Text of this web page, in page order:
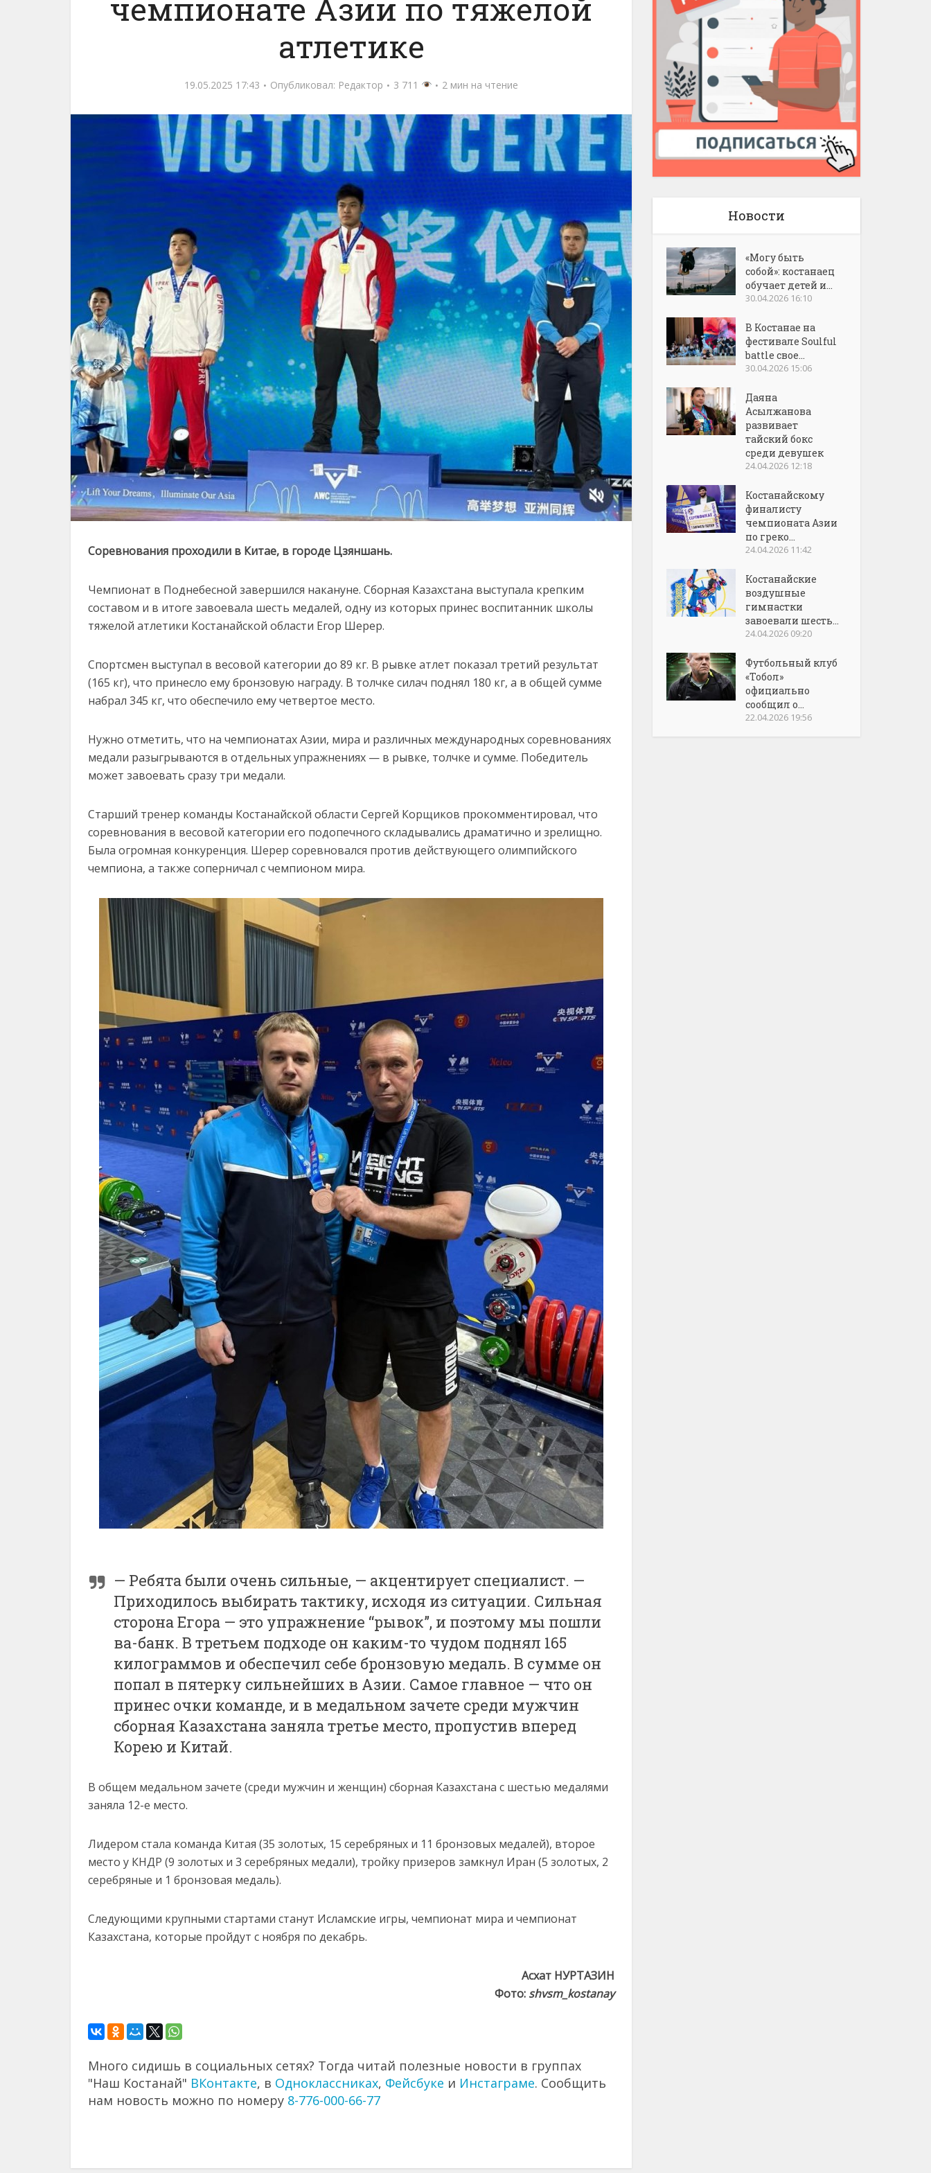
чемпионате Азии по тяжелой
атлетике
19.05.2025 17:43 Опубликовал: Редактор 3 711 2 мин на чтение
Соревнования проходили в Китае, в городе Цзяншань.
Чемпионат в Поднебесной завершился накануне. Сборная Казахстана выступала крепким
составом и в итоге завоевала шесть медалей, одну из которых принес воспитанник школы
тяжелой атлетики Костанайской области Егор Шерер.
Спортсмен выступал в весовой категории до 89 кг. В рывке атлет показал третий результат
(165 кг), что принесло емубронзовую награду. В толчке силач поднял 180 кг, а в общей сумме
набрал 345 кг, что обеспечило емучетвертое место.
Нужно отметить, что на чемпионатахАзии, мира и различных международныхсоревнованиях
медали разыгрываются в отдельныхупражнениях — в рывке, толчке и сумме. Победитель
может завоевать сразу три медали.
Старший тренер команды Костанайской области Сергей Корщиков прокомментировал, что
соревнования в весовой категории его подопечного складывались драматично и зрелищно.
Была огромная конкуренция. Шерер соревновался против действующего олимпийского
чемпиона, а также соперничал счемпионом мира.
— Ребята были очень сильные, — акцентирует специалист. —
Приходилось выбирать тактику, исходя из ситуации. Сильная
сторонаЕгора — это упражнение “рывок”, и поэтому мы пошли
ва-банк. В третьем подходе он каким-то чудом поднял 165
килограммов и обеспечил себе бронзовую медаль. В сумме он
попал в пятерку сильнейших в Азии. Самое главное — что он
принес очки команде, и в медальном зачете среди мужчин
сборная Казахстана занялатретье место, пропустив вперед
Корею и Китай.
В общем медальном зачете (среди мужчин и женщин) сборная Казахстана с шестью медалями
заняла 12-е место.
Лидером стала команда Китая (35 золотых, 15 серебряных и 11 бронзовых медалей), второе
место у КНДР (9 золотых и 3 серебряных медали), тройку призеров замкнул Иран (5 золотых, 2
серебряные и 1 бронзовая медаль).
Следующими крупными стартами станут Исламские игры, чемпионат мира и чемпионат
Казахстана, которые пройдут с ноября по декабрь.
Асхат НУРТАЗИН
Фото: shvsm_kostanay
Много сидишь в социальных сетях? Тогда читай полезные новости в группах
"Наш Костанай" ВКонтакте, в Одноклассниках, Фейсбуке и Инстаграме. Сообщить
нам новость можно по номеру 8-776-000-66-77
Новости
«Могу быть
собой»: костанаец
обучает детей и...
30.04.2026 16:10
В Костанае на
фестивале Soulful
battle свое...
30.04.2026 15:06
Даяна
Асылжанова
развивает
тайский бокс
среди девушек
24.04.2026 12:18
Костанайскому
финалисту
чемпионата Азии
по греко...
24.04.2026 11:42
Костанайские
воздушные
гимнастки
завоевали шесть...
24.04.2026 09:20
Футбольный клуб
«Тобол»
официально
сообщил о...
22.04.2026 19:56